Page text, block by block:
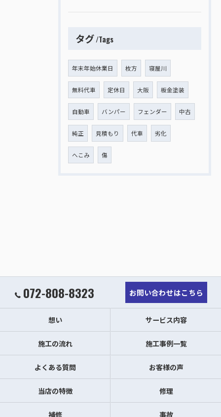
タグ Tags
年末年始休業日 枚方 寝屋川
無料代車 定休日 大阪 板金塗装
自動車 バンパー フェンダー 中古
純正 見積もり 代車 劣化
へこみ 傷
072-808-8323 お問い合わせはこちら
想い サービス内容
施工の流れ 施工事例一覧
よくある質問 お客様の声
当店の特徴 修理
補修 事故